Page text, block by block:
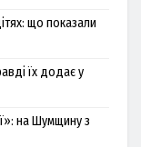
що показали
їх додає у
на Шумщину з